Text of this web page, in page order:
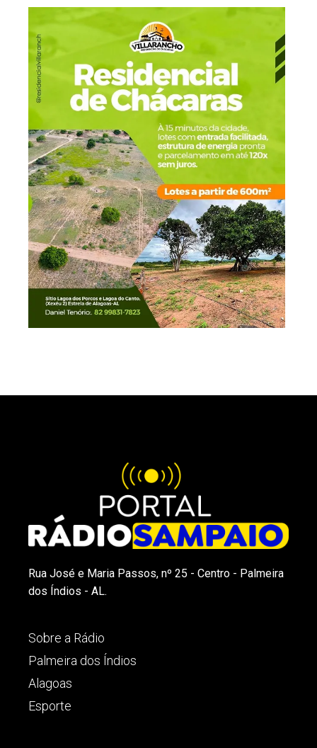
Rua José e Maria Passos, nº 25 - Centro - Palmeira
dos Índios - AL.
Sobre a Rádio
Palmeira dos Índios
Alagoas
Esporte